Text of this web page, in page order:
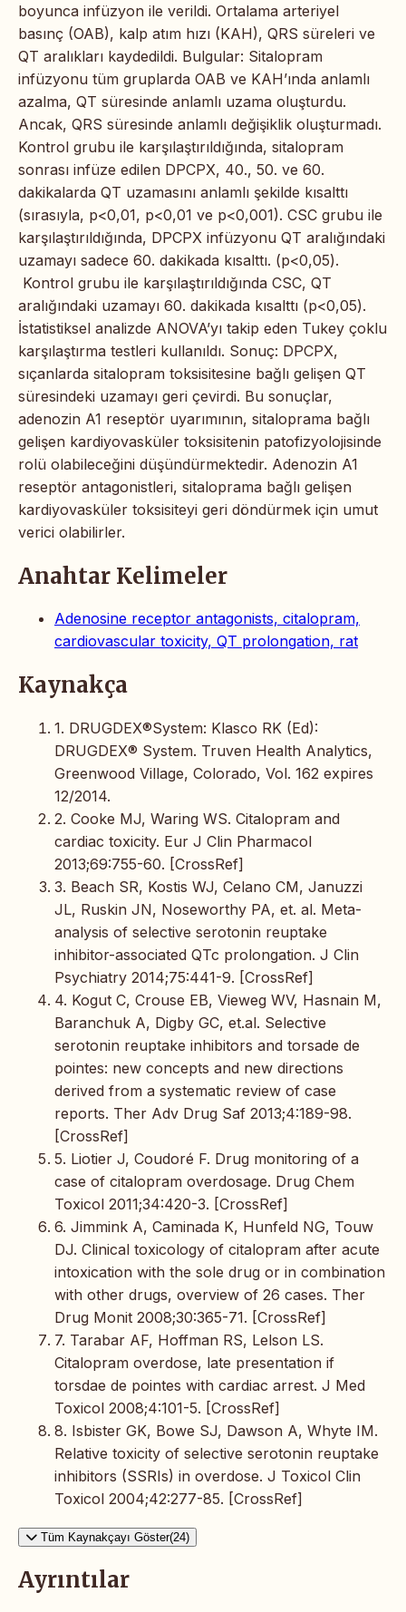
boyunca infüzyon ile verildi. Ortalama arteriyel
basınç (OAB), kalp atım hızı (KAH), QRS süreleri ve
QT aralıkları kaydedildi. Bulgular: Sitalopram
infüzyonu tüm gruplarda OAB ve KAH’ında anlamlı
azalma, QT süresinde anlamlı uzama oluşturdu.
Ancak, QRS süresinde anlamlı değişiklik oluşturmadı.
Kontrol grubu ile karşılaştırıldığında, sitalopram
sonrası infüze edilen DPCPX, 40., 50. ve 60.
dakikalarda QT uzamasını anlamlı şekilde kısalttı
(sırasıyla, p<0,01, p<0,01 ve p<0,001). CSC grubu ile
karşılaştırıldığında, DPCPX infüzyonu QT aralığındaki
uzamayı sadece 60. dakikada kısalttı. (p<0,05).
Kontrol grubu ile karşılaştırıldığında CSC, QT
aralığındaki uzamayı 60. dakikada kısalttı (p<0,05).
İstatistiksel analizde ANOVA’yı takip eden Tukey çoklu
karşılaştırma testleri kullanıldı. Sonuç: DPCPX,
sıçanlarda sitalopram toksisitesine bağlı gelişen QT
süresindeki uzamayı geri çevirdi. Bu sonuçlar,
adenozin A1 reseptör uyarımının, sitaloprama bağlı
gelişen kardiyovasküler toksisitenin patofizyolojisinde
rolü olabileceğini düşündürmektedir. Adenozin A1
reseptör antagonistleri, sitaloprama bağlı gelişen
kardiyovasküler toksisiteyi geri döndürmek için umut
verici olabilirler.
Anahtar Kelimeler
Adenosine receptor antagonists, citalopram,
cardiovascular toxicity, QT prolongation, rat
Kaynakça
1. DRUGDEX®System: Klasco RK (Ed):
DRUGDEX® System. Truven Health Analytics,
Greenwood Village, Colorado, Vol. 162 expires
12/2014.
2. Cooke MJ, Waring WS. Citalopram and
cardiac toxicity. Eur J Clin Pharmacol
2013;69:755-60. [CrossRef]
3. Beach SR, Kostis WJ, Celano CM, Januzzi
JL, Ruskin JN, Noseworthy PA, et. al. Meta-
analysis of selective serotonin reuptake
inhibitor-associated QTc prolongation. J Clin
Psychiatry 2014;75:441-9. [CrossRef]
4. Kogut C, Crouse EB, Vieweg WV, Hasnain M,
Baranchuk A, Digby GC, et.al. Selective
serotonin reuptake inhibitors and torsade de
pointes: new concepts and new directions
derived from a systematic review of case
reports. Ther Adv Drug Saf 2013;4:189-98.
[CrossRef]
5. Liotier J, Coudoré F. Drug monitoring of a
case of citalopram overdosage. Drug Chem
Toxicol 2011;34:420-3. [CrossRef]
6. Jimmink A, Caminada K, Hunfeld NG, Touw
DJ. Clinical toxicology of citalopram after acute
intoxication with the sole drug or in combination
with other drugs, overview of 26 cases. Ther
Drug Monit 2008;30:365-71. [CrossRef]
7. Tarabar AF, Hoffman RS, Lelson LS.
Citalopram overdose, late presentation if
torsdae de pointes with cardiac arrest. J Med
Toxicol 2008;4:101-5. [CrossRef]
8. Isbister GK, Bowe SJ, Dawson A, Whyte IM.
Relative toxicity of selective serotonin reuptake
inhibitors (SSRIs) in overdose. J Toxicol Clin
Toxicol 2004;42:277-85. [CrossRef]
Tüm Kaynakçayı Göster(24)
Ayrıntılar